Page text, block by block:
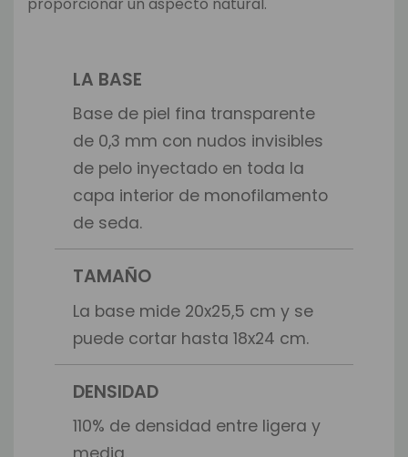
LA BASE
Base de piel fina transparente
de 0,3 mm con nudos invisibles
de pelo inyectado en toda la
capa interior de monofilamento
de seda.
TAMAÑO
La base mide 20x25,5 cm y se
puede cortar hasta 18x24 cm.
DENSIDAD
110% de densidad entre ligera y